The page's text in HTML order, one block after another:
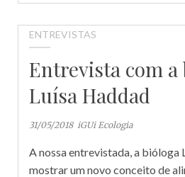
ENTREVISTAS
Entrevista com a
Luísa Haddad
31/05/2018 iGUi Ecologia
A nossa entrevistada, a bióloga
mostrar um novo conceito de